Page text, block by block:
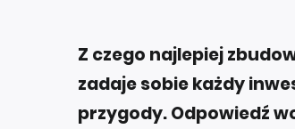
Z czego najlepiej
zadaje sobie każdy
przygody. Odpowiedź